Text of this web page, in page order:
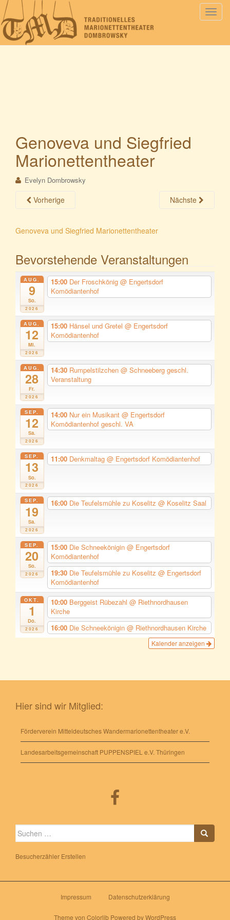
S
Genoveva und Siegfried
Marionettentheater
Evelyn Dombrowsky
Vorherige Nächste
Genoveva und Siegfried Marionettentheater
Bevorstehende Veranstaltungen
AUG.
9
So.
2026
15:00 Der Froschkönig @ Engertsdorf
Komödiantenhof
AUG.
12
Mi.
2026
15:00 Hänsel und Gretel @ Engertsdorf
Komödiantenhof
AUG.
28
Fr.
2026
14:30 Rumpelstilzchen @ Schneeberg geschl.
Veranstaltung
SEP.
12
Sa.
2026
14:00 Nur ein Musikant @ Engertsdorf
Komödiantenhof geschl. VA
SEP.
13
So.
2026
11:00 Denkmaltag @ Engertsdorf Komödiantenhof
SEP.
19
Sa.
2026
16:00 Die Teufelsmühle zu Koselitz @ Koselitz Saal
SEP.
20
So.
2026
15:00 Die Schneekönigin @ Engertsdorf
Komödiantenhof
19:30 Die Teufelsmühle zu Koselitz @ Engertsdorf
Komödiantenhof
OKT.
1
Do.
2026
10:00 Berggeist Rübezahl @ Riethnordhausen
Kirche
16:00 Die Schneekönigin @ Riethnordhausen Kirche
Kalender anzeigen
Hier sind wir Mitglied:
Förderverein Mitteldeutsches Wandermarionettentheater e.V.
Landesarbeitsgemeinschaft PUPPENSPIEL e.V. Thüringen
Suche
nach:
Besucherzähler Erstellen
Impressum Datenschutzerklärung
Theme von Colorlib Powered byWordPress